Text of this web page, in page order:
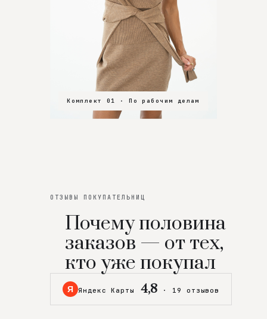
Комплект 01 · По рабочим делам
Комплект 02 · В зал
Комплект 03 · На особенный вечер
ОТЗЫВЫ ПОКУПАТЕЛЬНИЦ
Почему половина
заказов — от тех,
кто уже покупал
Я Яндекс Карты 4,8 · 19 отзывов